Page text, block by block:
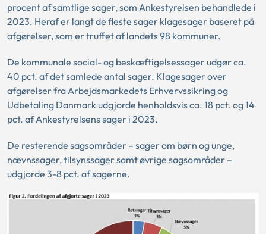
procent af samtlige sager, som Ankestyrelsen behandlede i
2023. Heraf er langt de fleste sager klagesager baseret på
afgørelser, som er truffet af landets 98 kommuner.
De kommunale social- og beskæftigelsessager udgør ca.
40 pct. af det samlede antal sager. Klagesager over
afgørelser fra Arbejdsmarkedets Erhvervssikring og
Udbetaling Danmark udgjorde henholdsvis ca. 18 pct. og 14
pct. af Ankestyrelsens sager i 2023.
De resterende sagsområder – sager om børn og unge,
nævnssager, tilsynssager samt øvrige sagsområder –
udgjorde 3-8 pct. af sagerne.